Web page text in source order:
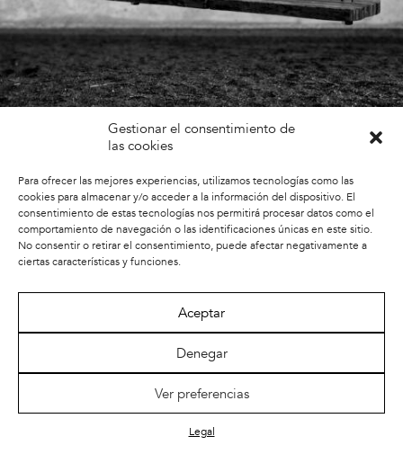
Gestionar el consentimiento de
las cookies
Para ofrecer las mejores experiencias, utilizamos tecnologías como las
cookies para almacenar y/o acceder a la información del dispositivo. El
consentimiento de estas tecnologías nos permitirá procesar datos como el
comportamiento de navegación o las identificaciones únicas en este sitio.
No consentir o retirar el consentimiento, puede afectar negativamente a
ciertas características y funciones.
Aceptar
Denegar
Ver preferencias
Legal